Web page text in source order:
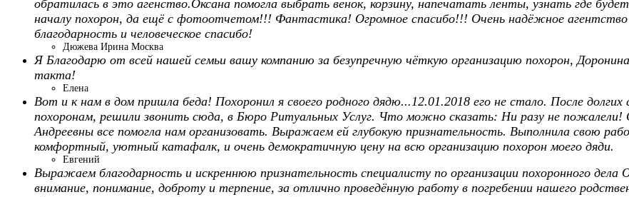
обратилась в это агенство.Оксана помогла выбрать венок, корзину, напечатать ленты, узнать где
началу похорон, да ещё с фотоотчетом!!! Фантастика! Огромное спасибо!!! Очень надёжное агентство
благодарность и человеческое спасибо!
Дюжева Ирина Москва
Я Благодарю от всей нашей семьи вашу компанию за безупречную чёткую организацию похорон,
такта!
Елена
Вот и к нам в дом пришла беда! Похоронил я своего родного дядю...12.01.2018 его не стало. После
похоронам, решили звонить сюда, в Бюро Ритуальных Услуг. Что можно сказать: Ни разу не пожалели!
Андреевны все помогла нам организовать. Выражаем ей глубокую признательность. Выполнила свою
комфортный, уютный катафалк, и очень демократичную цену на всю организацию похорон моего дяди.
Евгений
Выражаем благодарность и искреннюю признательность специалисту по организации похоронного дела
внимание, понимание, доброту и терпение, за отлично проведённую работу в погребении нашего